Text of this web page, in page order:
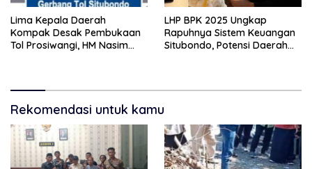
Lima Kepala Daerah
Kompak Desak Pembukaan
Tol Prosiwangi, HM Nasim
LHP BPK 2025 Ungkap
Rapuhnya Sistem Keuangan
Situbondo, Potensi Daerah
Rekomendasi untuk kamu